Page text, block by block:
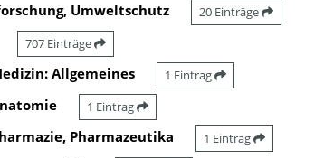
Umweltschutz 20 Einträge
707 Einträge
Allgemeines 1 Eintrag
1 Eintrag
Pharmazeutika 1 Eintrag